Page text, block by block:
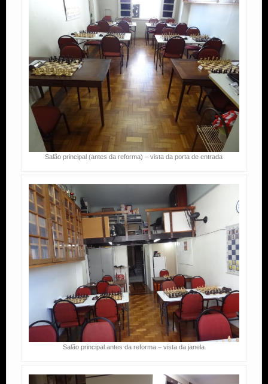
Salão principal (antes da reforma) – vista da porta de entrada
Salão principal antes da reforma – vista da janela